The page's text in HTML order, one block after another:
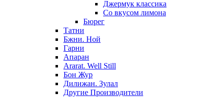
Джермук классика
Со вкусом лимона
Бюрег
Татни
Бжни. Ной
Гарни
Апаран
Ararat. Well Still
Бон Жур
Дилижан. Зулал
Другие Производители